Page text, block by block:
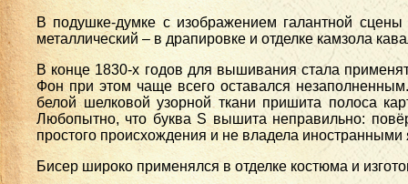
В подушке-думке с изображением галантной
металлический – в драпировке и отделке камзола
В конце 1830-х годов для вышивания стала
Фон при этом чаще всего оставался
белой шелковой узорной ткани пришита полоса
Любопытно, что буква S вышита неправильно:
простого происхождения и не владела иностранными
Бисер широко применялся в отделке костюма и